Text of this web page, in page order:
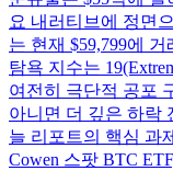
요 내러티브에 정면
는 현재 $59,799에
탐욕 지수는
여전히 극단적 공포
아니면 더 깊은 하락
늘 리포트의 핵심 과
Cowen 스팟 BTC